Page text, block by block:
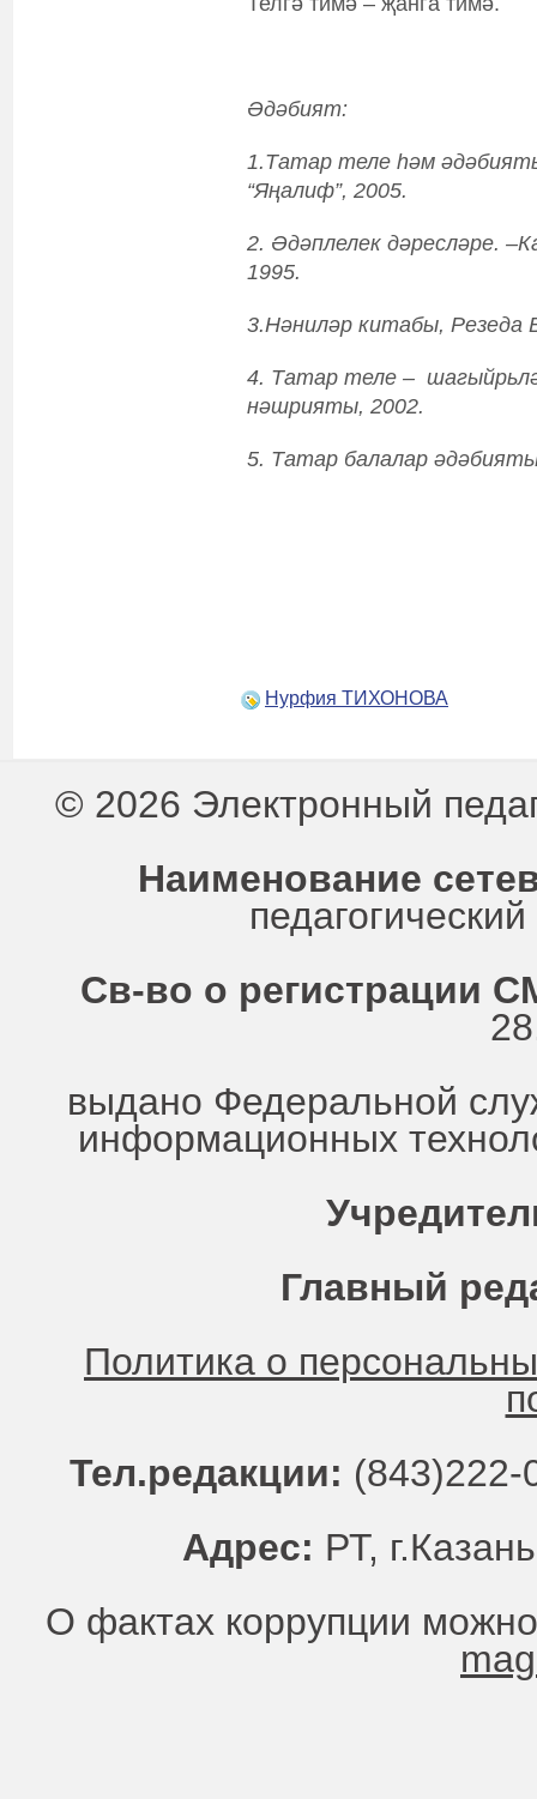
Әдәбият:
1.Татар теле һәм
“Яңалиф”, 2005.
2. Әдәплелек дәресләре.
1995.
3.Нәниләр китабы, Резеда
4. Татар теле – шагыйрь
нәшрияты, 2002.
5. Татар балалар
Нурфия ТИХОНОВА
© 2026 Электронный
Наименование
Св-во о регистрации
выдано Федеральной
информационных
Главный
Политика о
Тел.редакции:
Адрес: РТ,
О фактах коррупции